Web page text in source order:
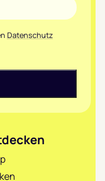
Datenschutz